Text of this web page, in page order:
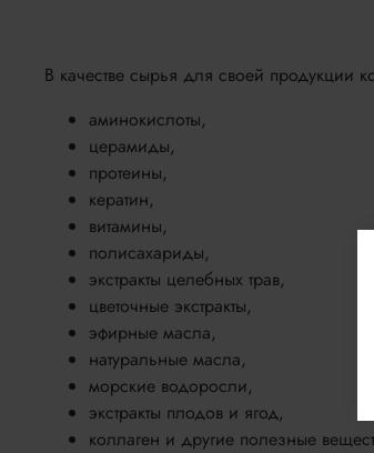
В качестве сырья для своей продукции
аминокислоты,
церамиды,
протеины,
кератин,
витамины,
полисахариды,
экстракты целебных трав,
цветочные экстракты,
эфирные масла,
натуральные масла,
морские водоросли,
экстракты плодов и ягод,
коллаген и другие полезные